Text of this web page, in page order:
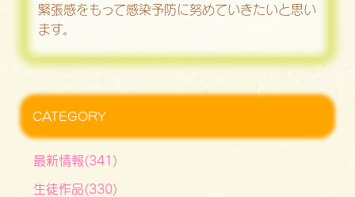
緊張感をもって感染予防に努めていきたいと思い
ます。
CATEGORY
最新情報(341)
生徒作品(330)